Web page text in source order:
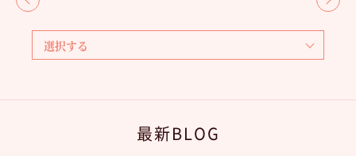
最新BLOG